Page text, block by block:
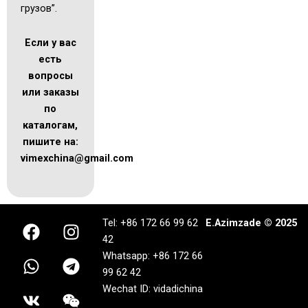
грузов”.
Если у вас
есть
вопросы
или заказы
по
каталогам,
пишите на:
vimexchina@gmail.com
F
a
c
e
b
I
n
s
t
a
W
h
a
t
s
T
e
l
e
g
V
k
W
e
i
x
i
Tel: +86 172 66 99 62
42
Whatsapp: +86 172 66
99 62 42
Wechat ID: vidadichina
E.Azimzade © 2025